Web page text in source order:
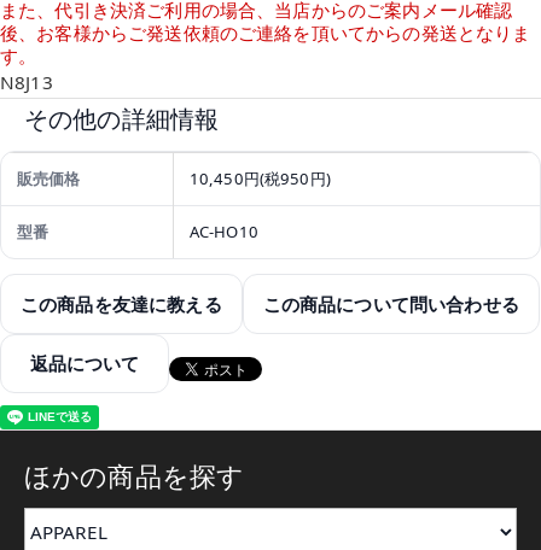
また、代引き決済ご利用の場合、当店からのご案内メール確認
後、お客様からご発送依頼のご連絡を頂いてからの発送となりま
す。
N8J13
その他の詳細情報
販売価格 10,450円(税950円)
型番 AC-HO10
この商品を友達に教える この商品について問い合わせる
返品について
ほかの商品を探す